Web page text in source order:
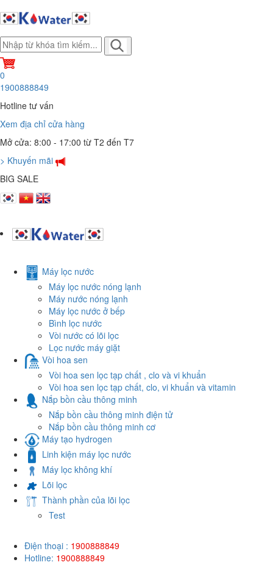
0
1900888849
Hotline tư vấn
Xem địa chỉ cửa hàng
Mở cửa: 8:00 - 17:00 từ T2 đến T7
> Khuyến mãi
BIG SALE
Máy lọc nước
Máy lọc nước nóng lạnh
Máy nước nóng lạnh
Máy lọc nước ở bếp
Bình lọc nước
Vòi nước có lõi lọc
Lọc nước máy giặt
Vòi hoa sen
Vòi hoa sen lọc tạp chất , clo và vi khuẩn
Vòi hoa sen lọc tạp chất, clo, vi khuẩn và vitamin
Nắp bồn cầu thông minh
Nắp bồn cầu thông minh điện tử
Nắp bồn cầu thông minh cơ
Máy tạo hydrogen
Linh kiện máy lọc nước
Máy lọc không khí
Lõi lọc
Thành phần của lõi lọc
Test
Điện thoại : 1900888849
Hotline: 1900888849